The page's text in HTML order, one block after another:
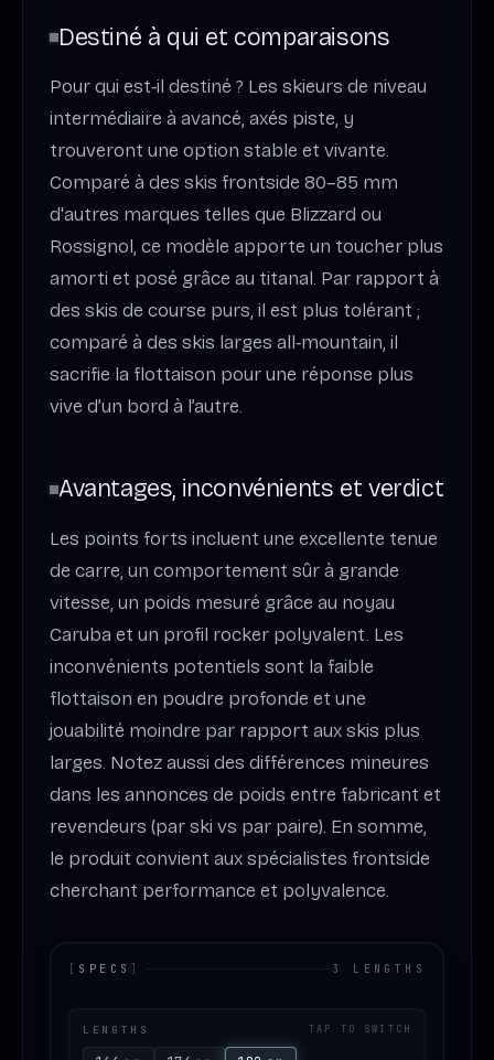
Destiné à qui et comparaisons
Pour qui est‑il destiné ? Les skieurs de niveau
intermédiaire à avancé, axés piste, y
trouveront une option stable et vivante.
Comparé à des skis frontside 80–85 mm
d'autres marques telles que Blizzard ou
Rossignol, ce modèle apporte un toucher plus
amorti et posé grâce au titanal. Par rapport à
des skis de course purs, il est plus tolérant ;
comparé à des skis larges all‑mountain, il
sacrifie la flottaison pour une réponse plus
vive d’un bord à l’autre.
Avantages, inconvénients et verdict
Les points forts incluent une excellente tenue
de carre, un comportement sûr à grande
vitesse, un poids mesuré grâce au noyau
Caruba et un profil rocker polyvalent. Les
inconvénients potentiels sont la faible
flottaison en poudre profonde et une
jouabilité moindre par rapport aux skis plus
larges. Notez aussi des différences mineures
dans les annonces de poids entre fabricant et
revendeurs (par ski vs par paire). En somme,
le produit convient aux spécialistes frontside
cherchant performance et polyvalence.
[ SPECS ] 3 LENGTHS
LENGTHS TAP TO SWITCH